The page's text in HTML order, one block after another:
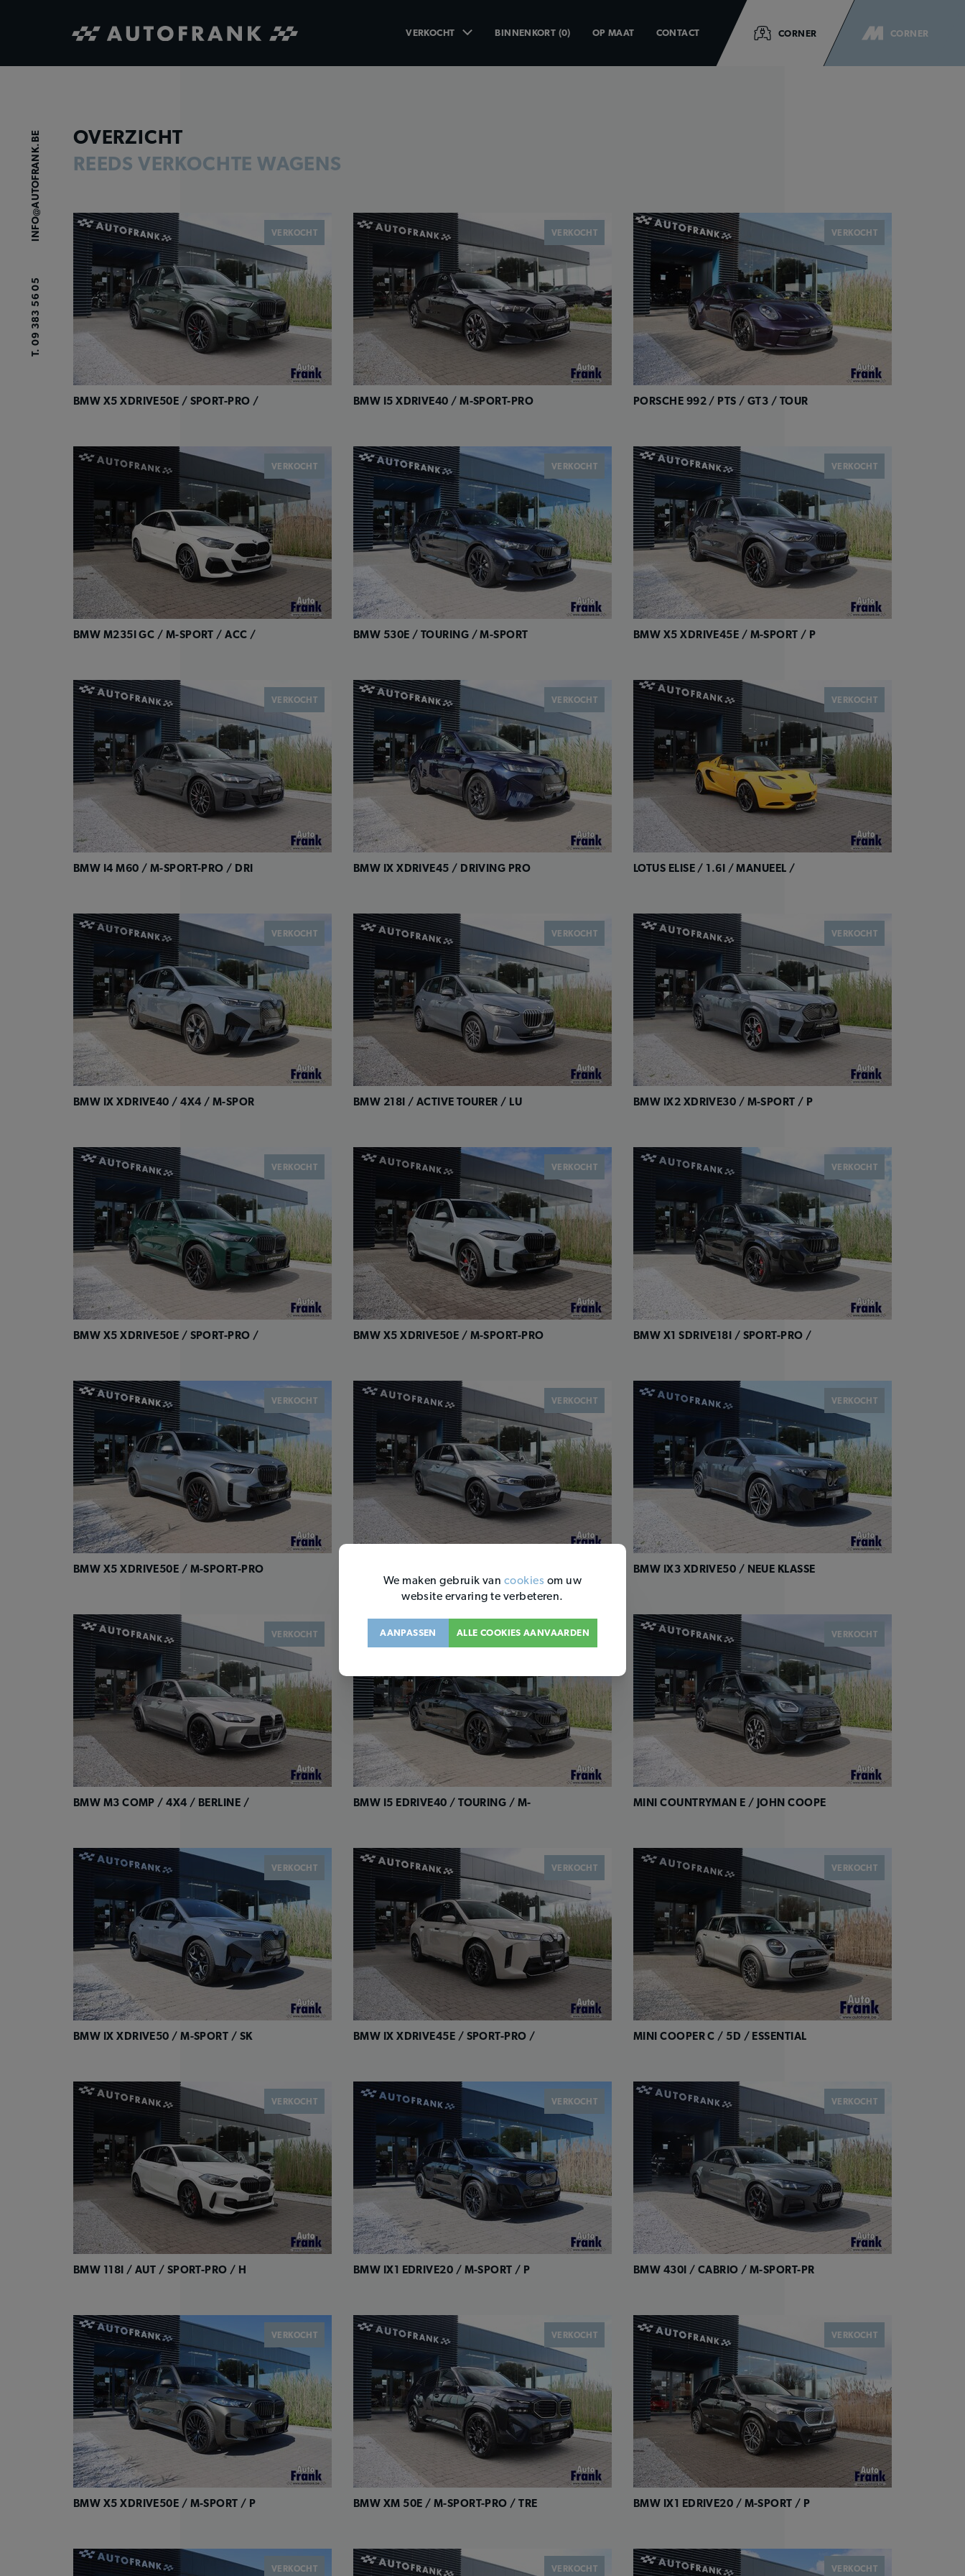
VERKOCHT BINNENKORT (0) OP MAAT CONTACT CORNER
ELEKTRISCHE WAGENS
CORNER
M-CORNER
T.
09 383 56 05
INFO@AUTOFRANK.BE
OVERZICHT
REEDS VERKOCHTE WAGENS
VERKOCHT
BMW X5 XDRIVE50E / SPORT-PRO /
VERKOCHT
BMW I5 XDRIVE40 / M-SPORT-PRO
VERKOCHT
PORSCHE 992 / PTS / GT3 / TOUR
VERKOCHT
BMW M235I GC / M-SPORT / ACC /
VERKOCHT
BMW 530E / TOURING / M-SPORT
VERKOCHT
BMW X5 XDRIVE45E / M-SPORT / P
VERKOCHT
BMW I4 M60 / M-SPORT-PRO / DRI
VERKOCHT
BMW IX XDRIVE45 / DRIVING PRO
VERKOCHT
LOTUS ELISE / 1.6I / MANUEEL /
VERKOCHT
BMW IX XDRIVE40 / 4X4 / M-SPOR
VERKOCHT
BMW 218I / ACTIVE TOURER / LU
VERKOCHT
BMW IX2 XDRIVE30 / M-SPORT / P
VERKOCHT
BMW X5 XDRIVE50E / SPORT-PRO /
VERKOCHT
BMW X5 XDRIVE50E / M-SPORT-PRO
VERKOCHT
BMW X1 SDRIVE18I / SPORT-PRO /
VERKOCHT
BMW X5 XDRIVE50E / M-SPORT-PRO
VERKOCHT VERKOCHT
BMW IX3 XDRIVE50 / NEUE KLASSE
VERKOCHT
BMW M3 COMP / 4X4 / BERLINE /
VERKOCHT
BMW I5 EDRIVE40 / TOURING / M-
VERKOCHT
MINI COUNTRYMAN E / JOHN COOPE
VERKOCHT
BMW IX XDRIVE50 / M-SPORT / SK
VERKOCHT
BMW IX XDRIVE45E / SPORT-PRO /
VERKOCHT
MINI COOPER C / 5D / ESSENTIAL
VERKOCHT
BMW 118I / AUT / SPORT-PRO / H
VERKOCHT
BMW IX1 EDRIVE20 / M-SPORT / P
VERKOCHT
BMW 430I / CABRIO / M-SPORT-PR
VERKOCHT
BMW X5 XDRIVE50E / M-SPORT / P
VERKOCHT
BMW XM 50E / M-SPORT-PRO / TRE
VERKOCHT
BMW IX1 EDRIVE20 / M-SPORT / P
VERKOCHT VERKOCHT VERKOCHT
We maken gebruik van cookies om uw
website ervaring te verbeteren.
AANPASSEN ALLE COOKIES AANVAARDEN